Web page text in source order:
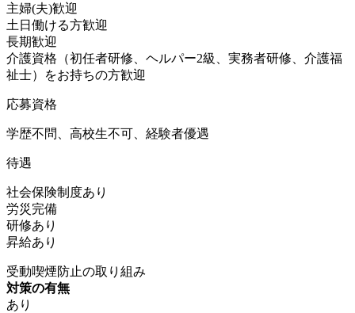
主婦(夫)歓迎
土日働ける方歓迎
長期歓迎
介護資格（初任者研修、ヘルパー2級、実務者研修、介護福
祉士）をお持ちの方歓迎
応募資格
学歴不問、高校生不可、経験者優遇
待遇
社会保険制度あり
労災完備
研修あり
昇給あり
受動喫煙防止の取り組み
対策の有無
あり